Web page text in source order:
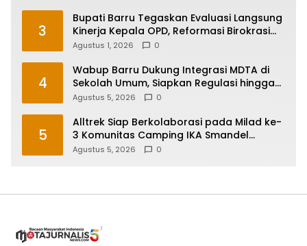
3
Bupati Barru Tegaskan Evaluasi Langsung
Kinerja Kepala OPD, Reformasi Birokrasi
Jadi Prioritas
Agustus 1, 2026 0
4
Wabup Barru Dukung Integrasi MDTA di
Sekolah Umum, Siapkan Regulasi hingga
Tim Khusus
Agustus 5, 2026 0
5
Alltrek Siap Berkolaborasi pada Milad ke-
3 Komunitas Camping IKA Smandel
Makassar di Malino
Agustus 5, 2026 0